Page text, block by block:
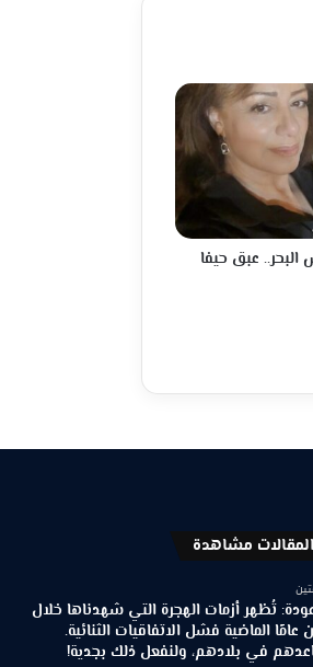
عبق حيفا
مشاهدة
تُظهر أزمات الهجرة التي شهدناها خلال
عامًا الماضية فشل الاتفاقيات الثنائية.
في بلادهم، ولنفعل ذلك بجدية!